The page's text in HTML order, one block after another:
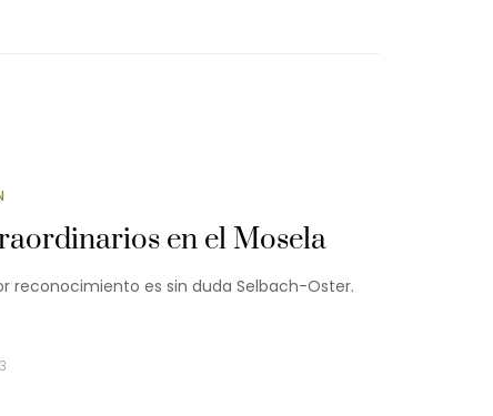
en el Mosela
reconocimiento es sin duda Selbach-Oster.